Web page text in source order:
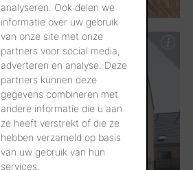
analyseren. Ook delen we
informatie over uw gebruik
van onze site met onze
partners voor social media,
adverteren en analyse. Deze
partners kunnen deze
gegevens combineren met
andere informatie die u aan
ze heeft verstrekt of die ze
hebben verzameld op basis
van uw gebruik van hun
services.